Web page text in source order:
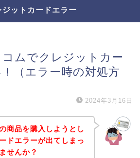
ジットカードエラー
ムでクレジットカー
（エラー時の対処方
2024年3月16日
商品を購入しようとし
ドエラーが出てしまっ
せんか？